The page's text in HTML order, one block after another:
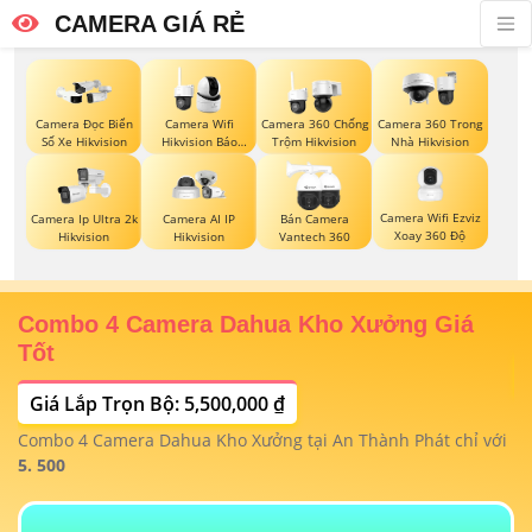
CAMERA GIÁ RẺ
Camera Đọc Biển
Số Xe Hikvision
Camera Wifi
Hikvision Báo
Động
Camera 360 Chống
Trộm Hikvision
Camera 360 Trong
Nhà Hikvision
Camera Ip Ultra 2k
Hikvision
Camera AI IP
Hikvision
Bán Camera
Vantech 360
Camera Wifi Ezviz
Xoay 360 Độ
Combo 4 Camera Dahua Kho Xưởng Giá
Tốt
Giá Lắp Trọn Bộ: 5,500,000 ₫
Combo 4 Camera Dahua Kho Xưởng tại An Thành Phát chỉ với
5. 500